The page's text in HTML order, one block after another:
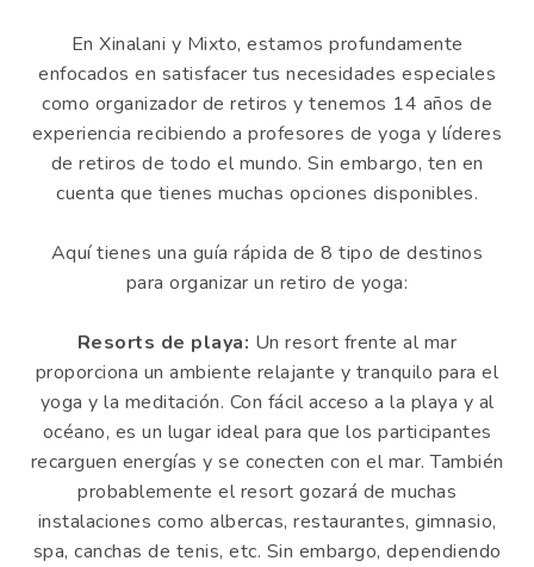
En Xinalani y Mixto, estamos profundamente
enfocados en satisfacer tus necesidades especiales
como organizador de retiros y tenemos 14 años de
experiencia recibiendo a profesores de yoga y líderes
de retiros de todo el mundo. Sin embargo, ten en
cuenta que tienes muchas opciones disponibles.
Aquí tienes una guía rápida de 8 tipo de destinos
para organizar un retiro de yoga:
Resorts de playa: Un resort frente al mar
proporciona un ambiente relajante y tranquilo para el
yoga y la meditación. Con fácil acceso a la playa y al
océano, es un lugar ideal para que los participantes
recarguen energías y se conecten con el mar. También
probablemente el resort gozará de muchas
instalaciones como albercas, restaurantes, gimnasio,
spa, canchas de tenis, etc. Sin embargo, dependiendo